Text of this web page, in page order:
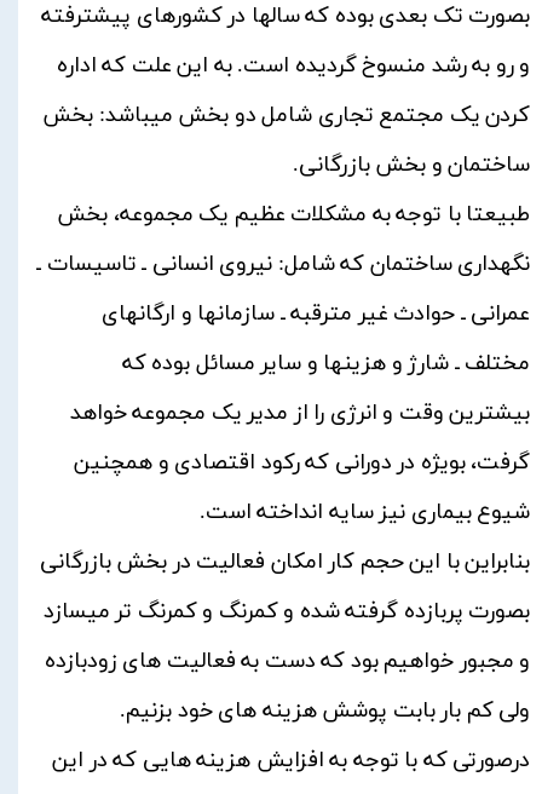
بصورت تک بعدی بوده که سالها در کشورهای پیشترفته
و رو به رشد منسوخ گردیده است. به این علت که اداره
کردن یک مجتمع تجاری شامل دو بخش میباشد: بخش
ساختمان و بخش بازرگانی.
طبیعتا با توجه به مشکلات عظیم یک مجموعه، بخش
نگهداری ساختمان که شامل: نیروی انسانی ـ تاسیسات ـ
عمرانی ـ حوادث غیر مترقبه ـ سازمانها و ارگانهای
مختلف ـ شارژ و هزینها و سایر مسائل بوده که
بیشترین وقت و انرژی را از مدیر یک مجموعه خواهد
گرفت، بویژه در دورانی که رکود اقتصادی و همچنین
شیوع بیماری نیز سایه انداخته است.
بنابراین با این حجم کار امکان فعالیت در بخش بازرگانی
بصورت پربازده گرفته شده و کمرنگ و کمرنگ تر میسازد
و مجبور خواهیم بود که دست به فعالیت های زودبازده
ولی کم بار بابت پوشش هزینه های خود بزنیم.
درصورتی که با توجه به افزایش هزینه هایی که در این